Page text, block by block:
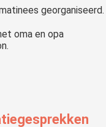
georganiseerd.
oma en opa